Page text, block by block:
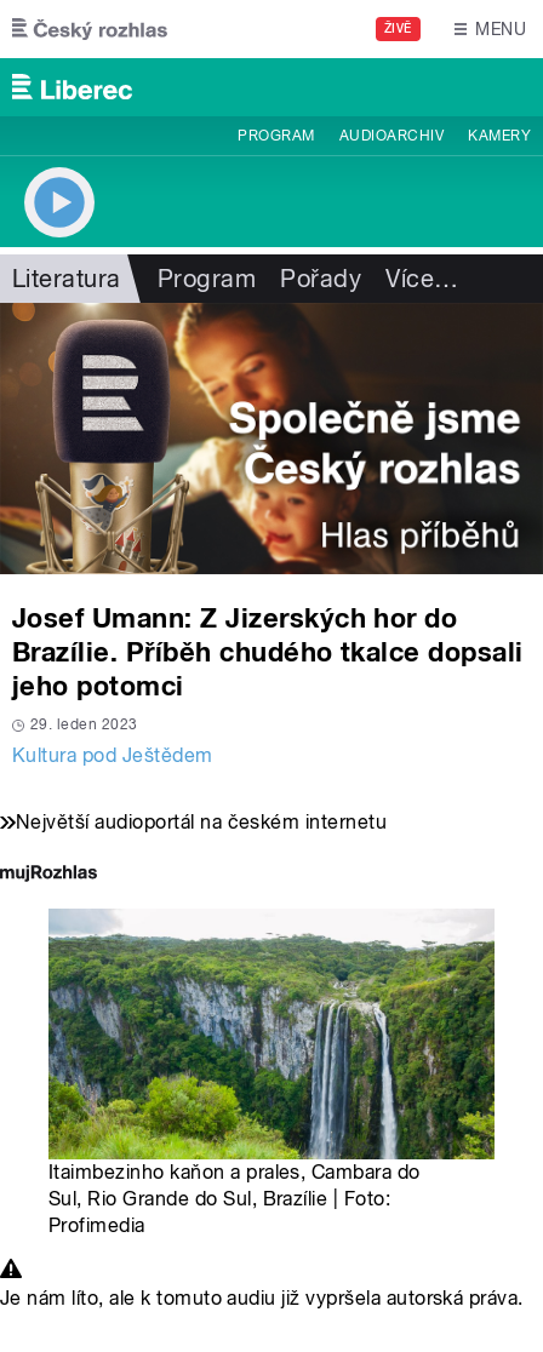
Přejít k hlavnímu obsahu
ŽIVĚ MENU
PROGRAM AUDIOARCHIV KAMERY
Literatura Program Pořady Více…
Josef Umann: Z Jizerských hor do
Brazílie. Příběh chudého tkalce dopsali
jeho potomci
29. leden 2023
Kultura pod Ještědem
Největší audioportál na českém internetu
Itaimbezinho kaňon a prales, Cambara do
Sul, Rio Grande do Sul, Brazílie | Foto:
Profimedia
Je nám líto, ale k tomuto audiu již vypršela autorská práva.